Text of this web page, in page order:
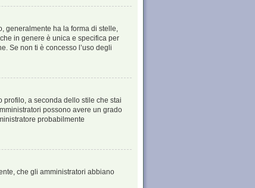
generalmente ha la forma di stelle,
in genere è unica e specifica per
Se non ti è concesso l’uso degli
profilo, a seconda dello stile che stai
possono avere un grado
probabilmente
che gli amministratori abbiano